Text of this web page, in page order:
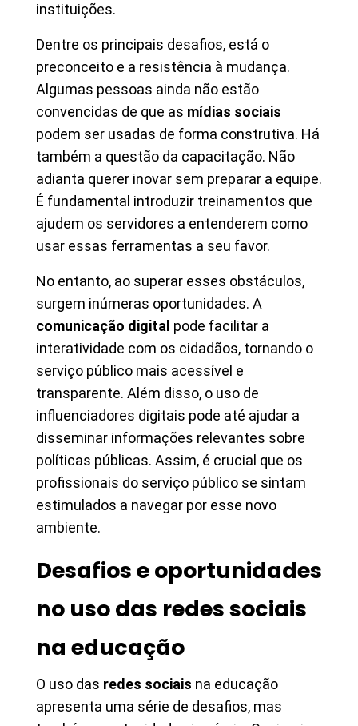
instituições.
Dentre os principais desafios, está o
preconceito e a resistência à mudança.
Algumas pessoas ainda não estão
convencidas de que as mídias sociais
podem ser usadas de forma construtiva. Há
também a questão da capacitação. Não
adianta querer inovar sem preparar a equipe.
É fundamental introduzir treinamentos que
ajudem os servidores a entenderem como
usar essas ferramentas a seu favor.
No entanto, ao superar esses obstáculos,
surgem inúmeras oportunidades. A
comunicação digital pode facilitar a
interatividade com os cidadãos, tornando o
serviço público mais acessível e
transparente. Além disso, o uso de
influenciadores digitais pode até ajudar a
disseminar informações relevantes sobre
políticas públicas. Assim, é crucial que os
profissionais do serviço público se sintam
estimulados a navegar por esse novo
ambiente.
Desafios e oportunidades
no uso das redes sociais
na educação
O uso das redes sociais na educação
apresenta uma série de desafios, mas